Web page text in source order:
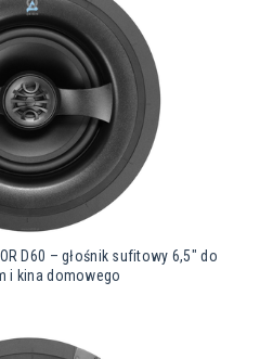
D60 – głośnik sufitowy 6,5″ do
i kina domowego